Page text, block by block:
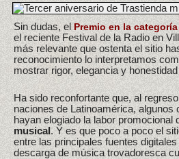
Sin dudas, elPremio en la
el reciente Festival de la Radio en
más relevante que ostenta el sitio
reconocimiento lo interpretamos
mostrar rigor, elegancia y
Ha sido reconfortante que, al
naciones de Latinoamérica, algunos
hayan elogiado la labor promocional
musical. Y es que poco a poco el
entre las principales fuentes
descarga de música trovadoresca